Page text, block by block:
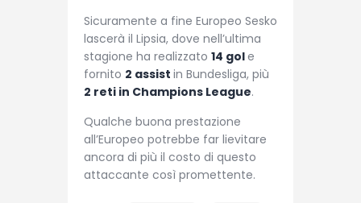
Sicuramente a fine Europeo Sesko
lascerà il Lipsia, dove nell’ultima
stagione ha realizzato 14 gole
fornito 2 assist in Bundesliga, più
2 reti in Champions League.
Qualche buona prestazione
all’Europeo potrebbe far lievitare
ancora di più il costo di questo
attaccante così promettente.